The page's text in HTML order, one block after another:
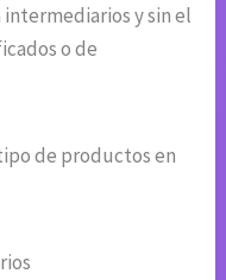
y sin el
o de
de productos en